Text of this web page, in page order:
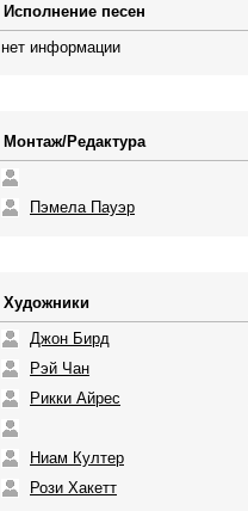
Исполнение песен
нет информации
Монтаж/Редактура
Пэмела Пауэр
Художники
Джон Бирд
Рэй Чан
Рикки Айрес
Ниам Култер
Рози Хакетт